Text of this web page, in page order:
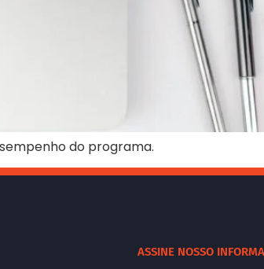
do programa.
ASSINE NOSSO